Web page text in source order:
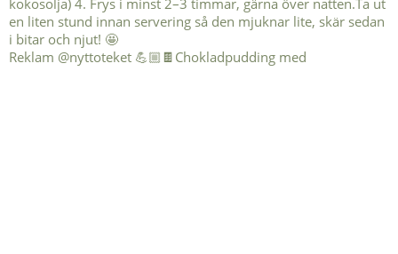
Reklam @nyttoteket 💪🏼🍫Chokladpudding med